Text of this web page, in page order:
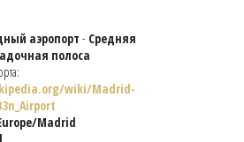
аэропорт - Средняя
полоса
wiki/Madrid-
Madrid